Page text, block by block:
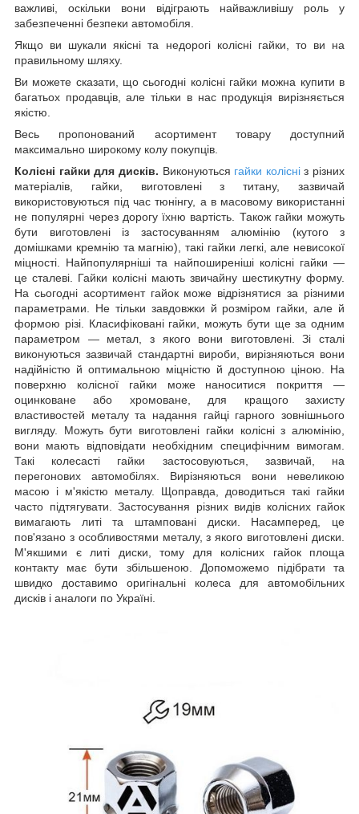
важливі, оскільки вони відіграють найважливішу роль у
забезпеченні безпеки автомобіля.
Якщо ви шукали якісні та недорогі колісні гайки, то ви на
правильному шляху.
Ви можете сказати, що сьогодні колісні гайки можна купити в
багатьох продавців, але тільки в нас продукція вирізняється
якістю.
Весь пропонований асортимент товару доступний
максимально широкому колу покупців.
Колісні гайки для дисків. Виконуються гайки колісніз різних
матеріалів, гайки, виготовлені з титану, зазвичай
використовуються під час тюнінгу, а в масовому використанні
не популярні через дорогу їхню вартість. Також гайки можуть
бути виготовлені із застосуванням алюмінію (кутого з
домішками кремнію та магнію), такі гайки легкі, але невисокої
міцності. Найпопулярніші та найпоширеніші колісні гайки —
це сталеві. Гайки колісні мають звичайну шестикутну форму.
На сьогодні асортимент гайок може відрізнятися за різними
параметрами. Не тільки завдовжки й розміром гайки, але й
формою різі. Класифіковані гайки, можуть бути ще за одним
параметром — метал, з якого вони виготовлені. Зі сталі
виконуються зазвичай стандартні вироби, вирізняються вони
надійністю й оптимальною міцністю й доступною ціною. На
поверхню колісної гайки може наноситися покриття —
оцинковане або хромоване, для кращого захисту
властивостей металу та надання гайці гарного зовнішнього
вигляду. Можуть бути виготовлені гайки колісні з алюмінію,
вони мають відповідати необхідним специфічним вимогам.
Такі колесасті гайки застосовуються, зазвичай, на
перегонових автомобілях. Вирізняються вони невеликою
масою і м'якістю металу. Щоправда, доводиться такі гайки
часто підтягувати. Застосування різних видів колісних гайок
вимагають литі та штамповані диски. Насамперед, це
пов'язано з особливостями металу, з якого виготовлені диски.
М'якшими є литі диски, тому для колісних гайок площа
контакту має бути збільшеною. Допоможемо підібрати та
швидко доставимо оригінальні колеса для автомобільних
дисків і аналоги по Україні.